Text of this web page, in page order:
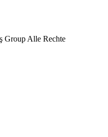
Group Alle Rechte